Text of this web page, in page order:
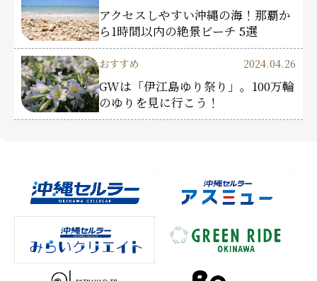
アクセスしやすい沖縄の海！那覇か
ら1時間以内の絶景ビーチ 5選
おすすめ 2024.04.26
GWは「伊江島ゆり祭り」。100万輪
のゆりを見に行こう！